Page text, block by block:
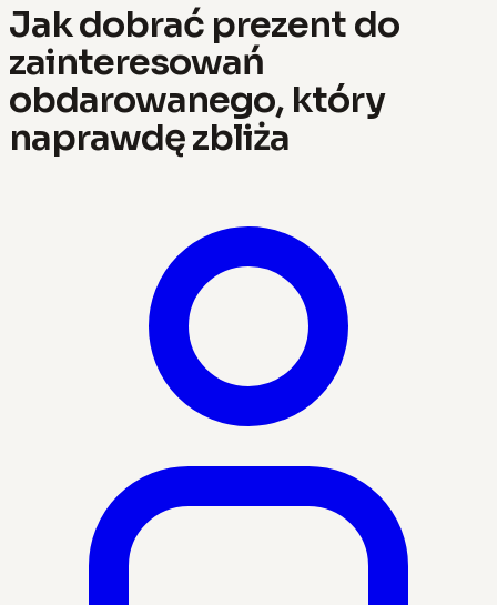
Jak dobrać prezent do
zainteresowań
obdarowanego, który
naprawdę zbliża